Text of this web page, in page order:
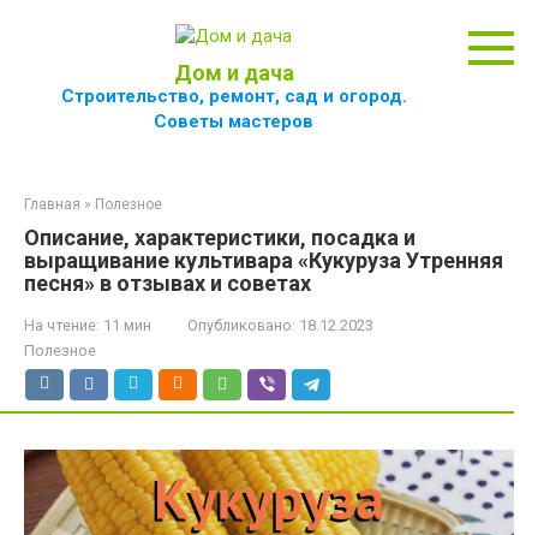
Дом и дача
Строительство, ремонт, сад и огород.
Советы мастеров
Главная » Полезное
Описание, характеристики, посадка и
выращивание культивара «Кукуруза Утренняя
песня» в отзывах и советах
На чтение: 11 мин Опубликовано: 18.12.2023
Полезное